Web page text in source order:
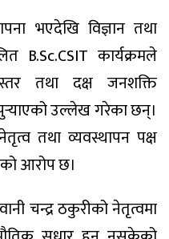
भएदेखि विज्ञान तथा
B.Sc.CSIT कार्यक्रमले
तथा दक्ष जनशक्ति
उल्लेख गरेका छन्।
तथा व्यवस्थापन पक्ष
आरोप छ।
चन्द्र ठकुरीको नेतृत्वमा